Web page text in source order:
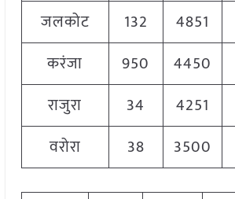
जलकोट
132 4851
करंजा
950 4450
राजुरा
34 4251
वरोरा
38 3500